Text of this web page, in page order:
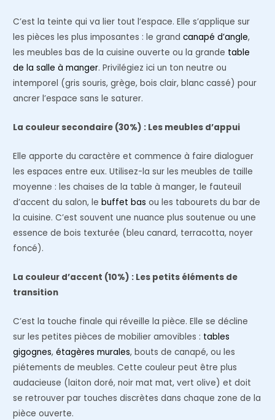
C’est la teinte qui va lier tout l’espace. Elle s’applique sur
les pièces les plus imposantes : le grandcanapé d’angle,
les meubles bas de la cuisine ouverte ou la grande table
de la salle à manger. Privilégiez ici un ton neutre ou
intemporel (gris souris, grège, bois clair, blanc cassé) pour
ancrer l’espace sans le saturer.
La couleur secondaire (30%) : Les meubles d’appui
Elle apporte du caractère et commence à faire dialoguer
les espaces entre eux. Utilisez-la sur les meubles de taille
moyenne : les chaises de la table à manger, le fauteuil
d’accent du salon, lebuffet bas ou les tabourets du bar de
la cuisine. C’est souvent une nuance plus soutenue ou une
essence de bois texturée (bleu canard, terracotta, noyer
foncé).
La couleur d’accent (10%) : Les petits éléments de
transition
C’est la touche finale qui réveille la pièce. Elle se décline
sur les petites pièces de mobilier amovibles : tables
gigognes,étagères murales, bouts de canapé, ou les
piétements de meubles. Cette couleur peut être plus
audacieuse (laiton doré, noir mat mat, vert olive) et doit
se retrouver par touches discrètes dans chaque zone de la
pièce ouverte.